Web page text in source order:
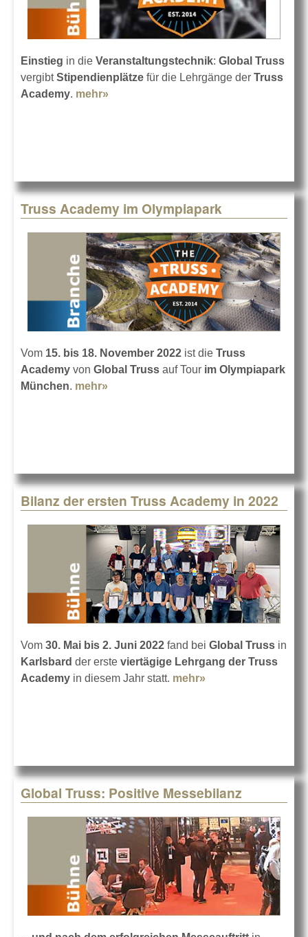
Einstieg in die Veranstaltungstechnik: Global Truss
vergibtStipendienplätze für die Lehrgänge der Truss
Academy. mehr»
Truss Academy im Olympiapark
Vom 15. bis 18. November 2022 ist die Truss
Academy von Global Truss auf Tour im Olympiapark
München. mehr»
Bilanz der ersten Truss Academy in 2022
Vom 30. Mai bis 2. Juni 2022 fand bei Global Truss in
Karlsbard der erste viertägige Lehrgang der Truss
Academy in diesem Jahr statt. mehr»
Global Truss: Positive Messebilanz